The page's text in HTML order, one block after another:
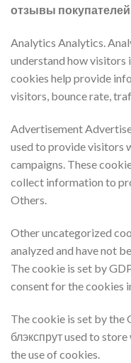
отзывы покупателей
Analytics Analytics.
understand how visitors
cookies help provide
visitors, bounce rate,
Advertisement
used to provide visitors
campaigns. These
collect information to
Others.
Other uncategorized
analyzed and have not
The cookie is set by
consent for the cookies
The cookie is set by the
блэкспрут used to
the use of cookies.